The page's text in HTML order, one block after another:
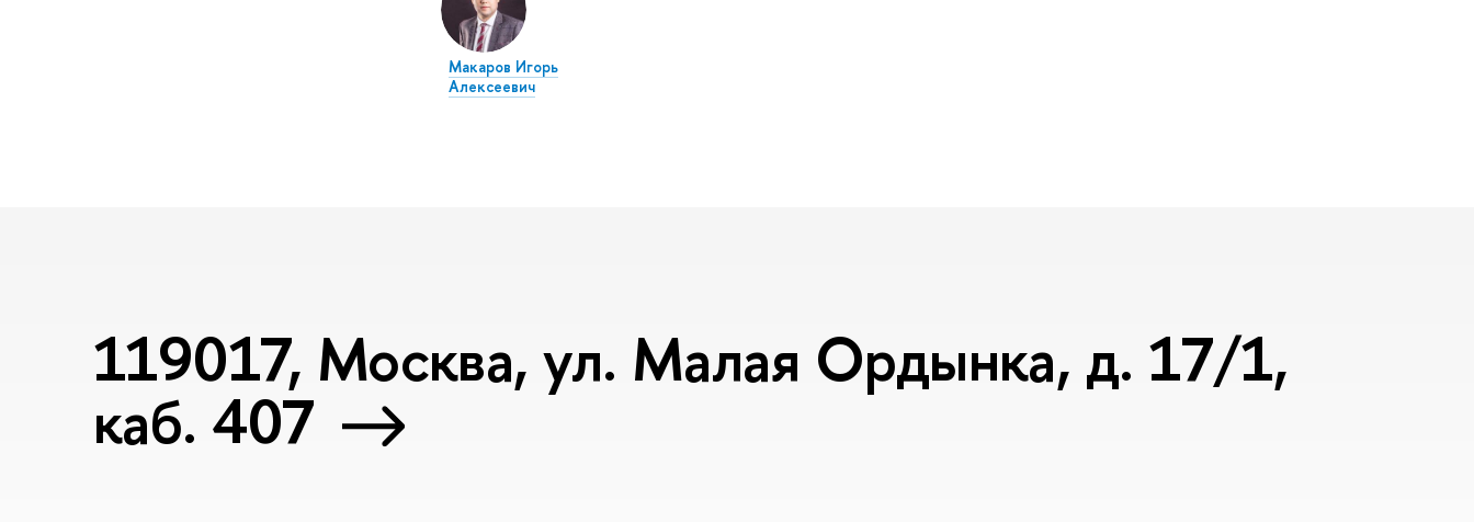
Макаров Игорь
Алексеевич
119017, Москва, ул. Малая Ордынка, д. 17/1,
каб. 407